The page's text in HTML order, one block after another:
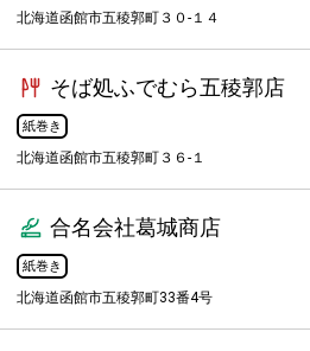
北海道函館市五稜郭町３０-１４
そば処ふでむら五稜郭店
紙巻き
北海道函館市五稜郭町３６-１
合名会社葛城商店
紙巻き
北海道函館市五稜郭町33番4号